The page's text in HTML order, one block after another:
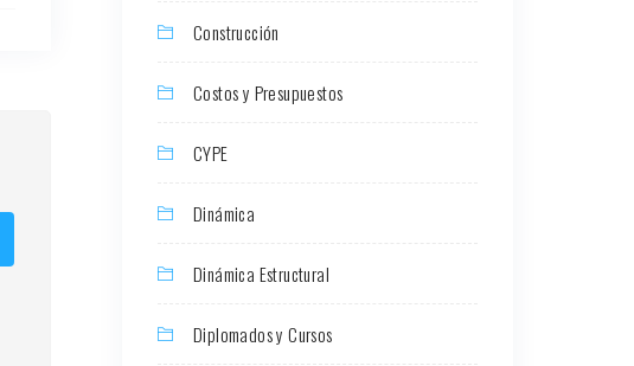
Construcción
Costos y Presupuestos
CYPE
Dinámica
Dinámica Estructural
Diplomados y Cursos